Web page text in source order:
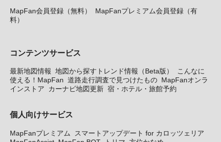
MapFan会員登録（無料）
MapFanプレミアム会員登録（有
料）
コンテンツサービス
最新地図情報 地図から探すトレンド情報（Beta版）
こんなに
使える！MapFan 道路走行調査で見つけたもの MapFanオンラ
インストア
カーナビ地図更新 宿・ホテル・旅館予約
個人向けサービス
MapFanプレミアム
スマートアップデート for カロッツェリア